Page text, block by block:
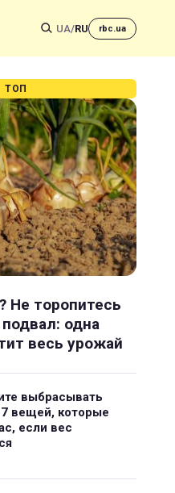
UA/RU rbc.ua
ТОП
Не торопитесь
одна
весь урожай
выбрасывать
вещей, которые
если вес